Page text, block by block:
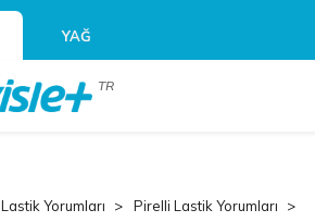
YAĞ
TR
Lastik Yorumları Pirelli Lastik Yorumları